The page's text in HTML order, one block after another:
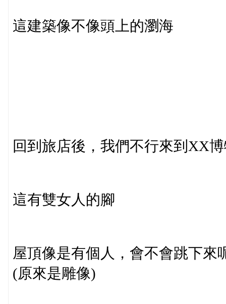
這建築像不像頭上的瀏海
回到旅店後，我們不行來到XX
這有雙女人的腳
屋頂像是有個人，會不會跳下來
(原來是雕像)